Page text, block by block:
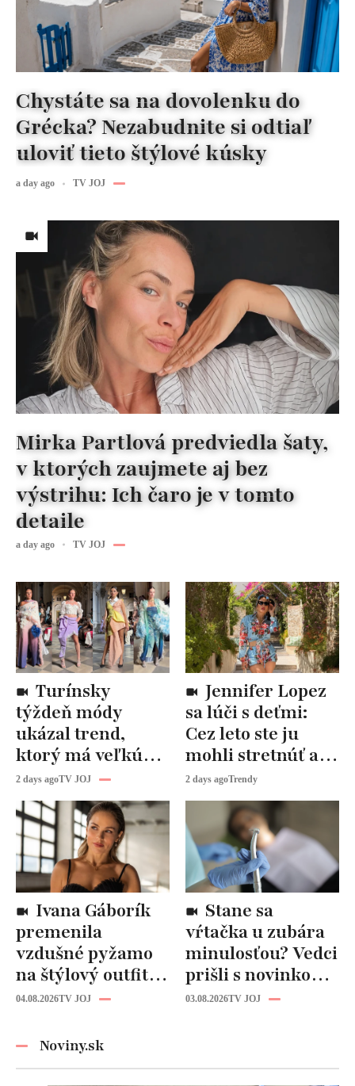
Chystáte sa na dovolenku do
Grécka? Nezabudnite si odtiaľ
uloviť tieto štýlové kúsky
a day ago TV JOJ
Mirka Partlová predviedla šaty,
v ktorých zaujmete aj bez
výstrihu: Ich čaro je v tomto
detaile
a day ago TV JOJ
týždeň módy
ukázal trend,
ktorý má veľkú
budúcnosť: Počuli
ste už o tomto
materiáli?
2 days agoTV JOJ
sa lúči s deťmi:
Cez leto ste ju
mohli stretnúť aj
vy!
2 days agoTrendy
premenila
vzdušné pyžamo
na štýlový outfit:
Tento trik vás
horúčav
04.08.2026TV JOJ
vŕtačka u zubára
minulosťou? Vedci
prišli s novinkou,
ktorá by mohla
03.08.2026TV JOJ
Noviny.sk